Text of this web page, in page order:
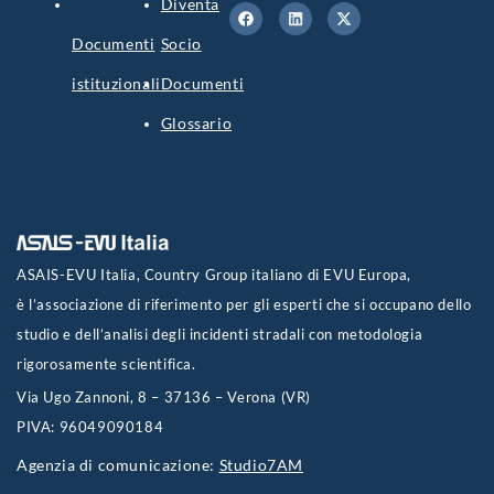
ASAIS-EVU Italia, Country Group italiano di EVU Europa,
è l’associazione di riferimento per gli esperti che si occupano dello
studio e dell’analisi degli incidenti stradali con metodologia
rigorosamente scientifica.
Via Ugo Zannoni, 8 – 37136 – Verona (VR)
PIVA: 96049090184
Agenzia di comunicazione: Studio7AM
Documenti
istituzionali
Diventa
Socio
Documenti
Glossario